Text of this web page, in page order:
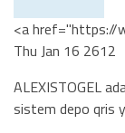
<a href="https://
Thu Jan 16 2612
ALEXISTOGEL
sistem depo qris